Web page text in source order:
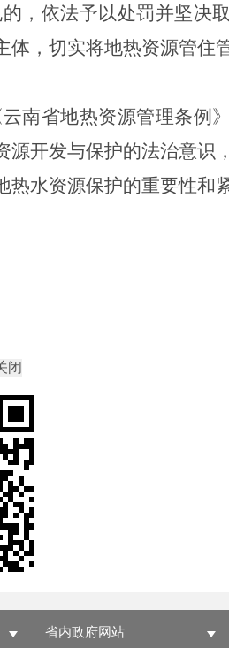
，依法予以处罚并坚决
体，切实将地热资源管住
南省地热资源管理条例
开发与保护的法治意识
水资源保护的重要性和
省内政府网站